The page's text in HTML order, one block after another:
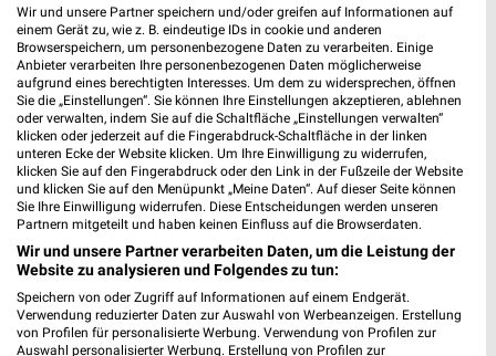
387,08 km
Ernsting's family Miltenberg
Hauptstr. 95
63897 Miltenberg
Heute 09:00 - 18:00 Uhr | Geöffnet
426,69 km
Rofu Kinderland Buchen
Daimlerstraße 1
74722 Buchen
Wir und unsere Partner speichern und/oder greifen auf Informationen auf
einem Gerät zu, wie z. B. eindeutige IDs in cookie und anderen
Browserspeichern, um personenbezogene Daten zu verarbeiten. Einige
Anbieter verarbeiten Ihre personenbezogenen Daten möglicherweise
aufgrund eines berechtigten Interesses. Um dem zu widersprechen, öffnen
Sie die „Einstellungen“. Sie können Ihre Einstellungen akzeptieren, ablehnen
oder verwalten, indem Sie auf die Schaltfläche „Einstellungen verwalten“
klicken oder jederzeit auf die Fingerabdruck-Schaltfläche in der linken
unteren Ecke der Website klicken. Um Ihre Einwilligung zu widerrufen,
klicken Sie auf den Fingerabdruck oder den Link in der Fußzeile der Website
und klicken Sie auf den Menüpunkt „Meine Daten“. Auf dieser Seite können
Sie Ihre Einwilligung widerrufen. Diese Entscheidungen werden unseren
Partnern mitgeteilt und haben keinen Einfluss auf die Browserdaten.
Wir und unsere Partner verarbeiten Daten, um die Leistung der
Website zu analysieren und Folgendes zu tun:
Speichern von oder Zugriff auf Informationen auf einem Endgerät.
Verwendung reduzierter Daten zur Auswahl von Werbeanzeigen. Erstellung
von Profilen für personalisierte Werbung. Verwendung von Profilen zur
Auswahl personalisierter Werbung. Erstellung von Profilen zur